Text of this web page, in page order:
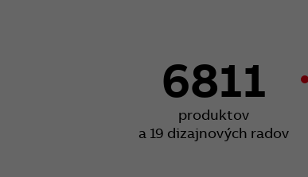
6811
produktov
a 19 dizajnových radov